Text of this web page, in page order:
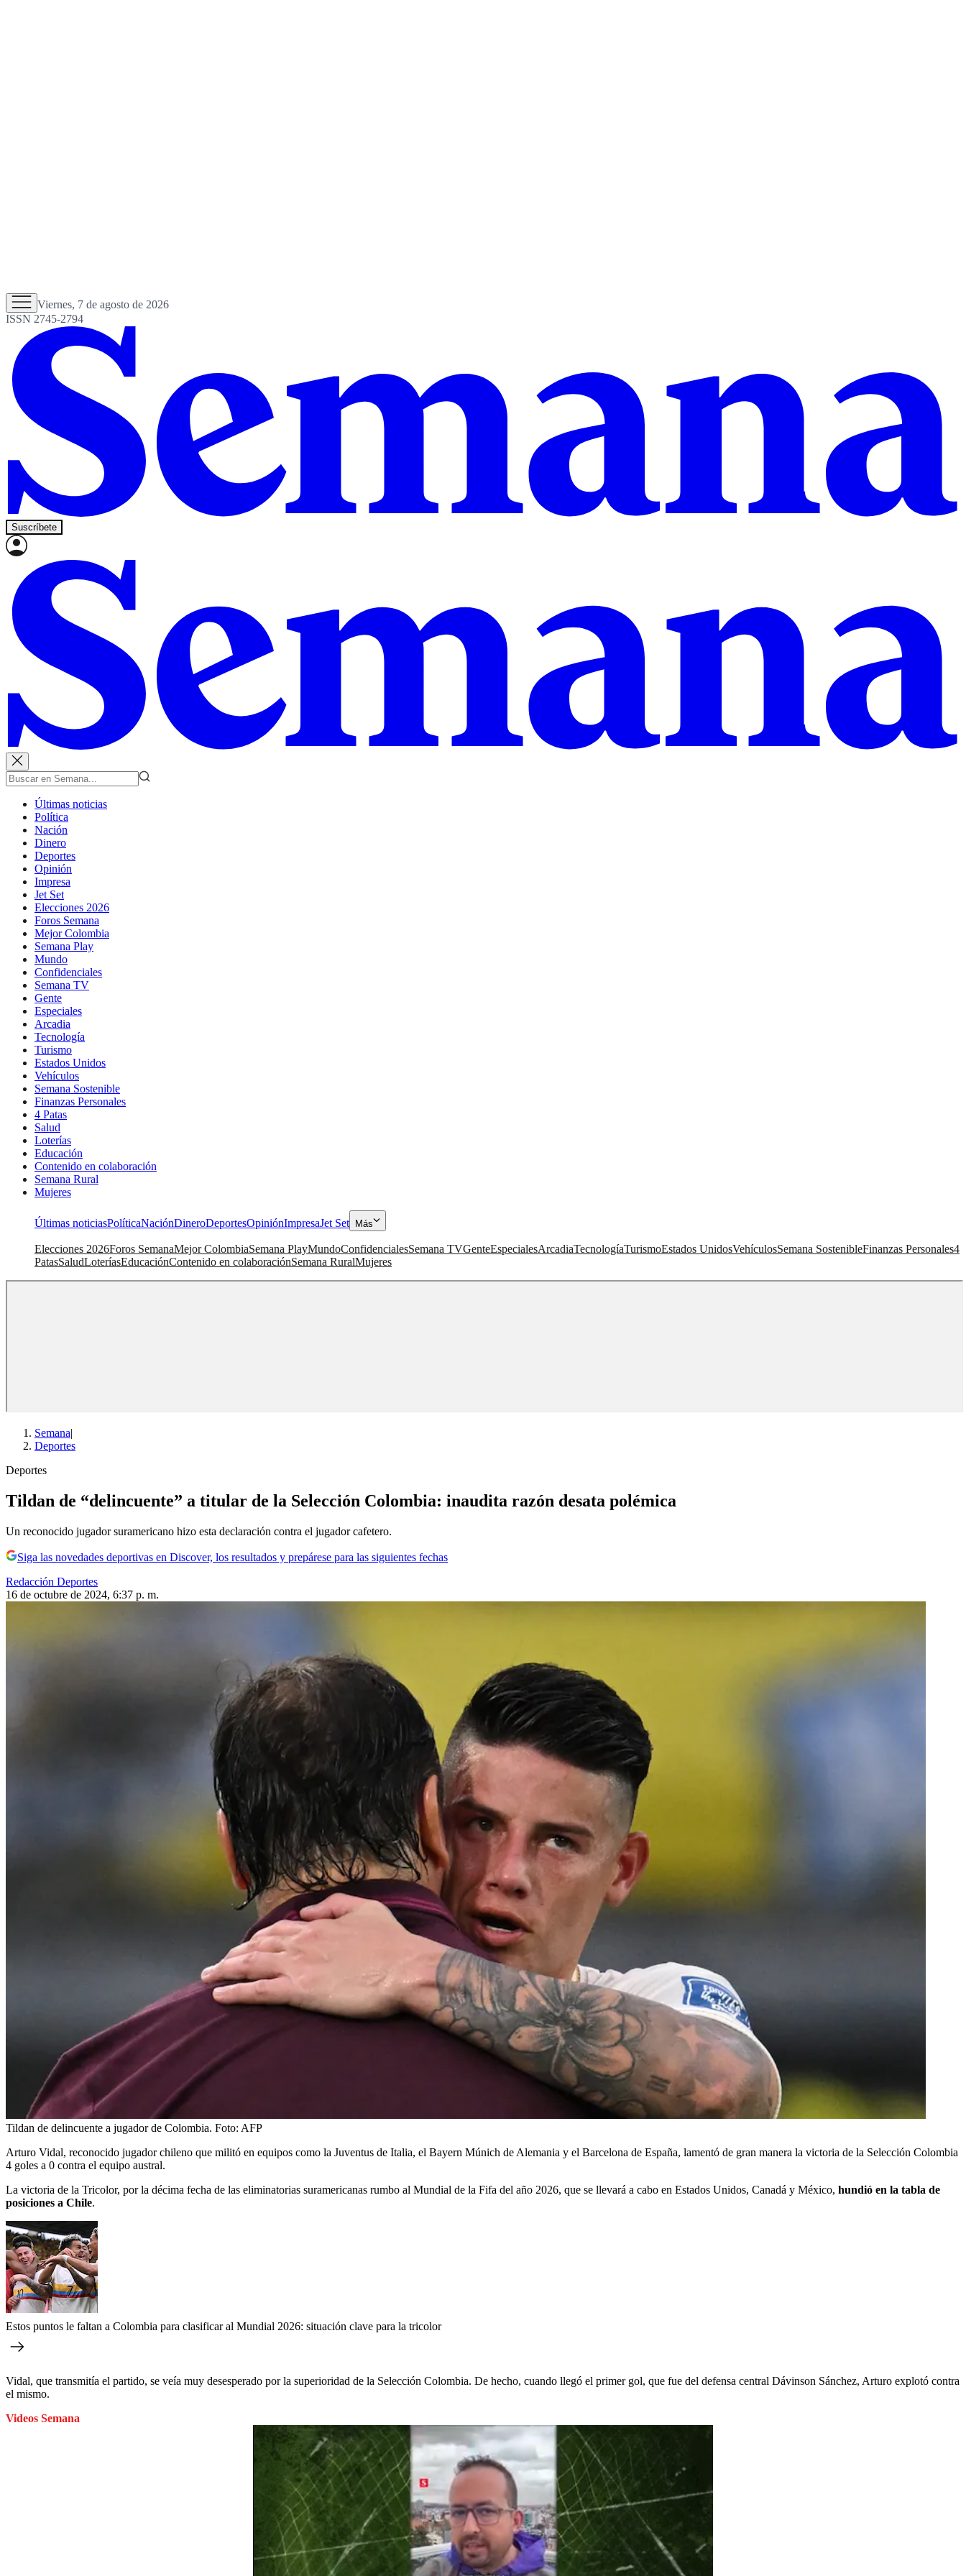
Viernes, 7 de agosto de 2026
ISSN 2745-2794
Suscríbete
Últimas noticias
Política
Nación
Dinero
Deportes
Opinión
Impresa
Jet Set
Elecciones 2026
Foros Semana
Mejor Colombia
Semana Play
Mundo
Confidenciales
Semana TV
Gente
Especiales
Arcadia
Tecnología
Turismo
Estados Unidos
Vehículos
Semana Sostenible
Finanzas Personales
4 Patas
Salud
Loterías
Educación
Contenido en colaboración
Semana Rural
Mujeres
Últimas noticiasPolíticaNaciónDineroDeportesOpiniónImpresaJet Set Más
Elecciones 2026Foros SemanaMejor ColombiaSemana PlayMundoConfidencialesSemana TVGenteEspecialesArcadiaTecnologíaTurismoEstados UnidosVehículosSemana SostenibleFinanzas Personales4
PatasSaludLoteríasEducaciónContenido en colaboraciónSemana RuralMujeres
Semana|
Deportes
Deportes
Tildan de “delincuente” a titular de la Selección Colombia: inaudita razón desata polémica
Un reconocido jugador suramericano hizo esta declaración contra el jugador cafetero.
Siga las novedades deportivas en Discover, los resultados y prepárese para las siguientes fechas
Redacción Deportes
16 de octubre de 2024, 6:37 p. m.
Tildan de delincuente a jugador de Colombia. Foto: AFP
Arturo Vidal, reconocido jugador chileno que militó en equipos como la Juventus de Italia, el Bayern Múnich de Alemania y el Barcelona de España, lamentó de gran manera la victoria de la Selección Colombia
4 goles a 0 contra el equipo austral.
La victoria de la Tricolor, por la décima fecha de las eliminatorias suramericanas rumbo al Mundial de la Fifa del año 2026, que se llevará a cabo en Estados Unidos, Canadá y México, hundió en la tabla de
posiciones a Chile.
Estos puntos le faltan a Colombia para clasificar al Mundial 2026: situación clave para la tricolor
Vidal, que transmitía el partido, se veía muy desesperado por la superioridad de la Selección Colombia. De hecho, cuando llegó el primer gol, que fue del defensa central Dávinson Sánchez, Arturo explotó contra
el mismo.
Videos Semana